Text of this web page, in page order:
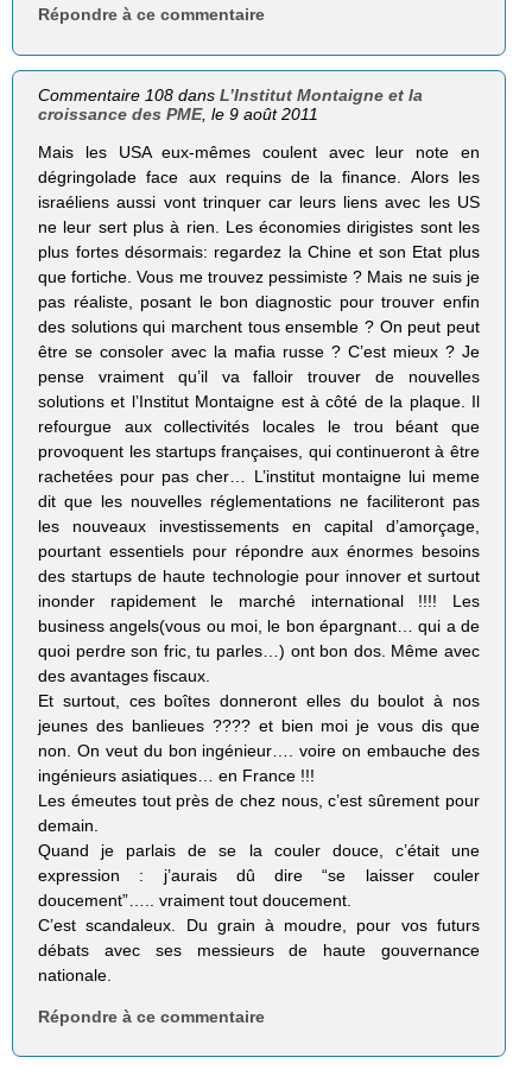
Répondre à ce commentaire
Commentaire 108 dansL’Institut Montaigne et la
croissance des PME, le 9 août 2011
Mais les USA eux-mêmes coulent avec leur note en
dégringolade face aux requins de la finance. Alors les
israéliens aussi vont trinquer car leurs liens avec les US
ne leur sert plus à rien. Les économies dirigistes sont les
plus fortes désormais: regardez la Chine et son Etat plus
que fortiche. Vous me trouvez pessimiste ? Mais ne suis je
pas réaliste, posant le bon diagnostic pour trouver enfin
des solutions qui marchent tous ensemble ? On peut peut
être se consoler avec la mafia russe ? C’est mieux ? Je
pense vraiment qu’il va falloir trouver de nouvelles
solutions et l’Institut Montaigne est à côté de la plaque. Il
refourgue aux collectivités locales le trou béant que
provoquent les startups françaises, qui continueront à être
rachetées pour pas cher… L’institut montaigne lui meme
dit que les nouvelles réglementations ne faciliteront pas
les nouveaux investissements en capital d’amorçage,
pourtant essentiels pour répondre aux énormes besoins
des startups de haute technologie pour innover et surtout
inonder rapidement le marché international !!!! Les
business angels(vous ou moi, le bon épargnant… qui a de
quoi perdre son fric, tu parles…) ont bon dos. Même avec
des avantages fiscaux.
Et surtout, ces boîtes donneront elles du boulot à nos
jeunes des banlieues ???? et bien moi je vous dis que
non. On veut du bon ingénieur…. voire on embauche des
ingénieurs asiatiques… en France !!!
Les émeutes tout près de chez nous, c’est sûrement pour
demain.
Quand je parlais de se la couler douce, c’était une
expression : j’aurais dû dire “se laisser couler
doucement”….. vraiment tout doucement.
C’est scandaleux. Du grain à moudre, pour vos futurs
débats avec ses messieurs de haute gouvernance
nationale.
Répondre à ce commentaire